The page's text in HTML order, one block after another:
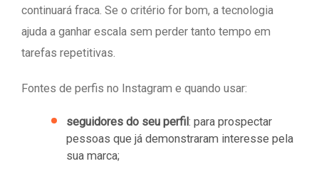
continuará fraca. Se o critério for bom, a tecnologia
ajuda a ganhar escala sem perder tanto tempo em
tarefas repetitivas.
Fontes de perfis no Instagram e quando usar:
seguidores do seu perfil: para prospectar
pessoas que já demonstraram interesse pela
sua marca;